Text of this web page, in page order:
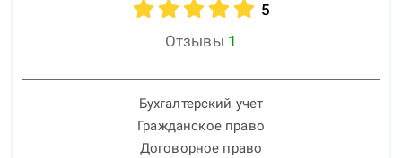
5
Отзывы 1
Бухгалтерский учет
Гражданское право
Договорное право